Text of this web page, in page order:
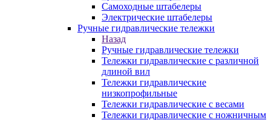
Самоходные штабелеры
Электрические штабелеры
Ручные гидравлические тележки
Назад
Ручные гидравлические тележки
Тележки гидравлические с различной
длиной вил
Тележки гидравлические
низкопрофильные
Тележки гидравлические с весами
Тележки гидравлические с ножничным